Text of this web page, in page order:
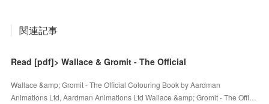
関連記事
Read [pdf]> Wallace & Gromit - The Official
Wallace &amp; Gromit - The Official Colouring Book by Aardman
Animations Ltd, Aardman Animations Ltd Wallace &amp; Gromit - The Offi…